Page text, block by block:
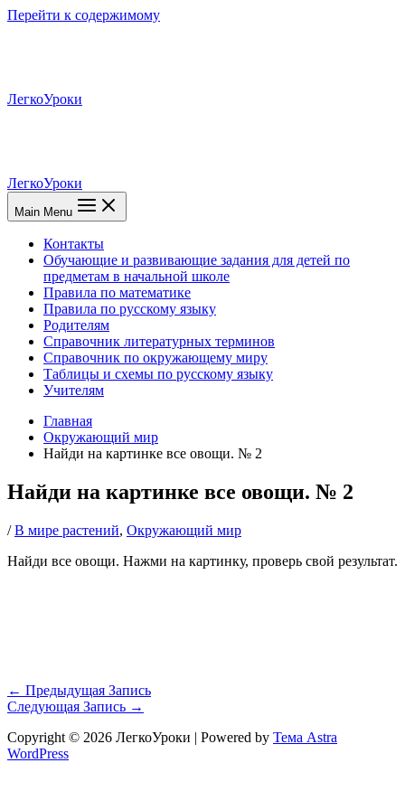
Перейти к содержимому
ЛегкоУроки
ЛегкоУроки
Main Menu
Контакты
Обучающие и развивающие задания для детей по
предметам в начальной школе
Правила по математике
Правила по русскому языку
Родителям
Справочник литературных терминов
Справочник по окружающему миру
Таблицы и схемы по русскому языку
Учителям
Главная
Окружающий мир
Найди на картинке все овощи. № 2
Найди на картинке все овощи. № 2
/В мире растений, Окружающий мир
Найди все овощи. Нажми на картинку, проверь свой результат.
← Предыдущая Запись
Следующая Запись →
Copyright © 2026 ЛегкоУроки | Powered by Тема Astra
WordPress